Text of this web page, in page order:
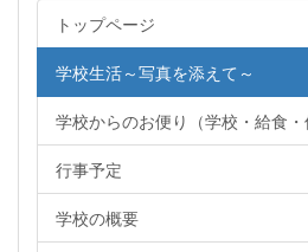
トップページ
学校生活～写真を添えて～
学校からのお便り（学校・給食・
行事予定
学校の概要